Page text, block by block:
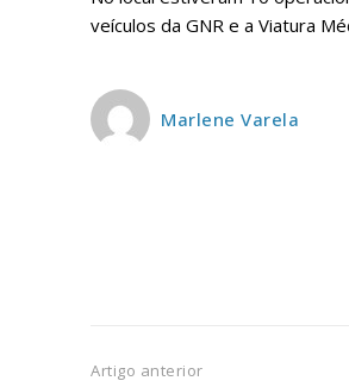
veículos da GNR e a Viatura
Marlene Varela
Artigo anterior